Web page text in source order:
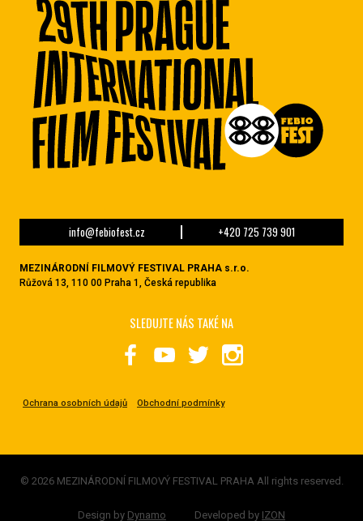
info@febiofest.cz +420 725 739 901
MEZINÁRODNÍ FILMOVÝ FESTIVAL PRAHA s.r.o.
Růžová 13, 110 00 Praha 1, Česká republika
Ochrana osobních údajů Obchodní podmínky
SLEDUJTE NÁS TAKÉ NA
© 2026 MEZINÁRODNÍ FILMOVÝ FESTIVAL PRAHA All rights reserved.
Design by Dynamo Developed by IZON